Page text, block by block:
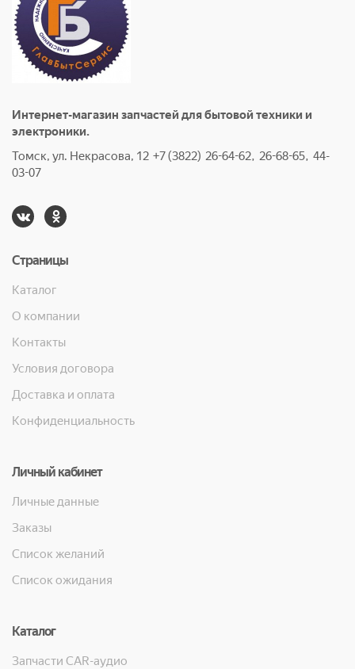
Интернет-магазин запчастей для бытовой техники и
электроники.
Томск, ул. Некрасова, 12 +7 (3822) 26-64-62, 26-68-65, 44-
03-07
Страницы
Каталог
О компании
Контакты
Условия договора
Доставка и оплата
Конфиденциальность
Личный кабинет
Личные данные
Заказы
Список желаний
Список ожидания
Каталог
Запчасти CAR-аудио